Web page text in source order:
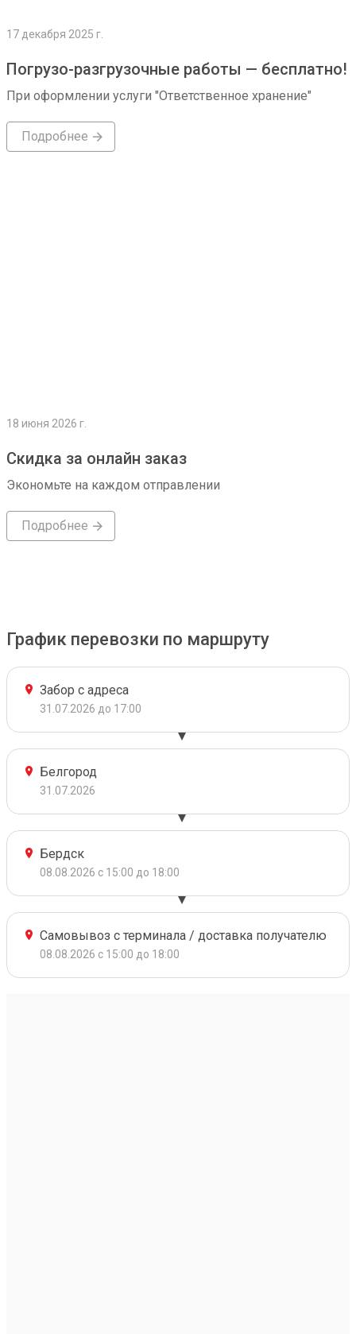
17 декабря 2025 г.
Погрузо-разгрузочные работы — бесплатно!
При оформлении услуги "Ответственное хранение"
Подробнее
18 июня 2026 г.
Скидка за онлайн заказ
Экономьте на каждом отправлении
Подробнее
График перевозки по маршруту
Забор с адреса
31.07.2026 до 17:00
Белгород
31.07.2026
Бердск
08.08.2026 с 15:00 до 18:00
Самовывоз с терминала / доставка получателю
08.08.2026 с 15:00 до 18:00